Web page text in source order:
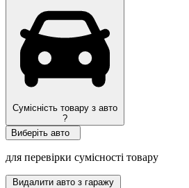
Сумісність товару з авто
?
Виберіть авто
для перевірки сумісності товару
Видалити авто з гаражу